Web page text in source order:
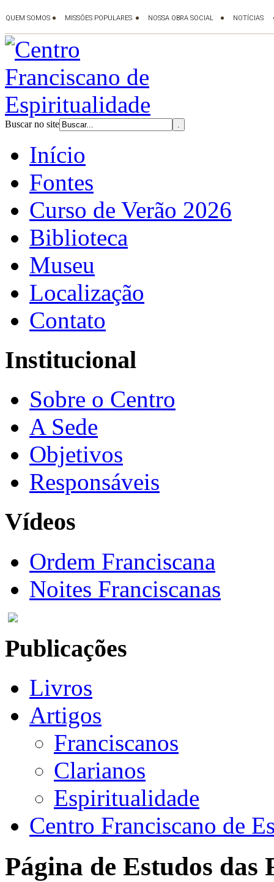
Buscar no site
Início
Fontes
Curso de Verão 2026
Biblioteca
Museu
Localização
Contato
Institucional
Sobre o Centro
A Sede
Objetivos
Responsáveis
Vídeos
Ordem Franciscana
Noites Franciscanas
Publicações
Livros
Artigos
Franciscanos
Clarianos
Espiritualidade
Centro Franciscano de
Página de Estudos das